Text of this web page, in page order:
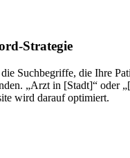
Strategie
Suchbegriffe, die Ihre
„Arzt in [Stadt]“ oder
wird darauf optimiert.